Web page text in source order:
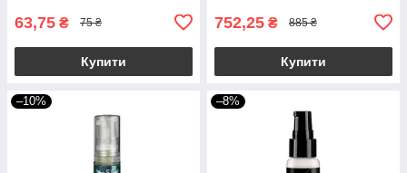
63,75 ₴ 75 ₴
Купити
752,25 ₴ 885 ₴
Купити
–10% –8%